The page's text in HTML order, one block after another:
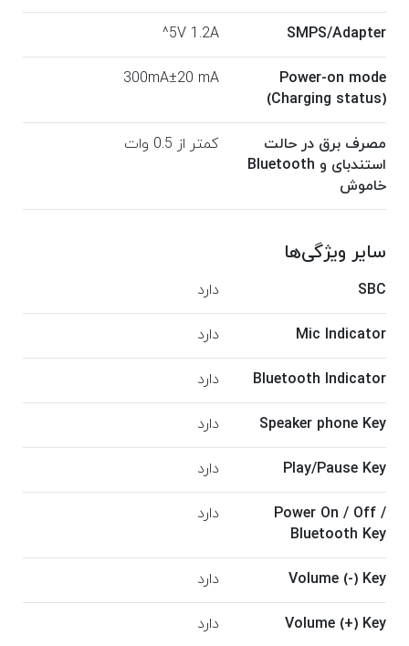
SMPS/Adapter
5V 1.2A^
Power-on mode
(Charging status)
300mA±20 mA
مصرف برق در حالت
استندبای و Bluetooth
خاموش
کمتر از 0.5 وات
سایر ویژگی‌ها
SBC دارد
Mic Indicator دارد
Bluetooth Indicator دارد
Speaker phone Key دارد
Play/Pause Key دارد
Power On / Off /
Bluetooth Key
دارد
Volume (-) Key دارد
Volume (+) Key دارد